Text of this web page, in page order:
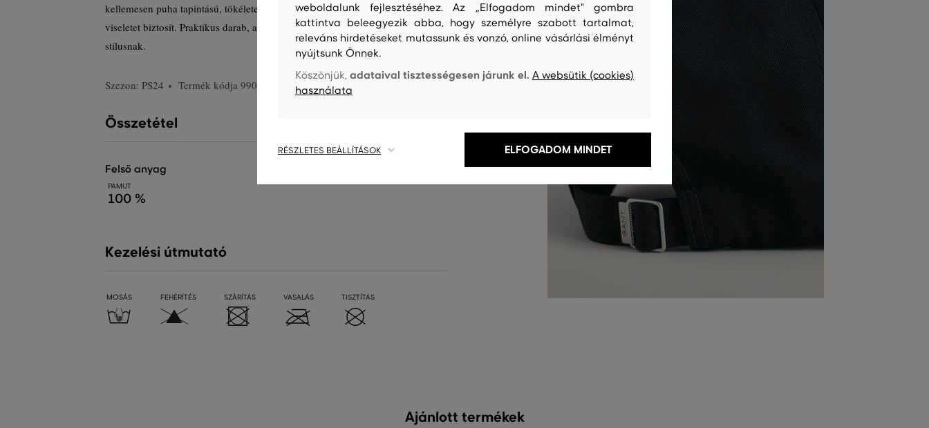
kellemesen puha tapintású, tökéletesen légáteresztő és nagyon kényelmes
viseletet biztosít. Praktikus darab, amely eredeti megjelenést kölcsönöz a lezser
stílusnak.
Szezon: PS24 Termék kódja 990112-723-GC-5
Összetétel
felső anyag
PAMUT
100 %
Kezelési útmutató
MOSÁS FEHÉRÍTÉS SZÁRÍTÁS VASALÁS TISZTÍTÁS
Ajánlott termékek
weboldalunk fejlesztéséhez. Az „Elfogadom mindet" gombra
kattintva beleegyezik abba, hogy személyre szabott tartalmat,
releváns hirdetéseket mutassunk és vonzó, online vásárlási élményt
nyújtsunk Önnek.
Köszönjük,adataival tisztességesen járunk el. A websütik (cookies)
használata
RÉSZLETES BEÁLLÍTÁSOK ELFOGADOM MINDET